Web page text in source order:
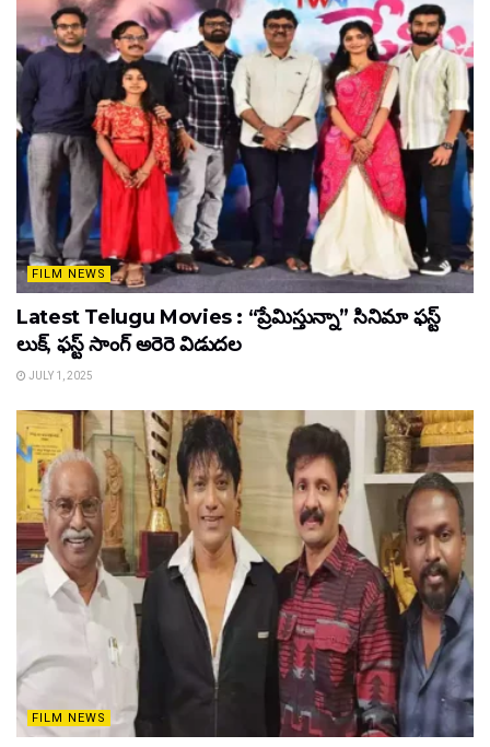
FILM NEWS
Latest Telugu Movies : “ప్రేమిస్తున్నా” సినిమా ఫస్ట్
లుక్, ఫస్ట్ సాంగ్ అరెరె విడుదల
JULY 1, 2025
FILM NEWS